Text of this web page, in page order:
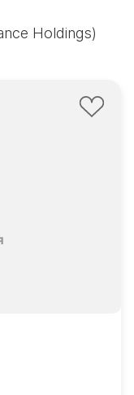
Holdings)